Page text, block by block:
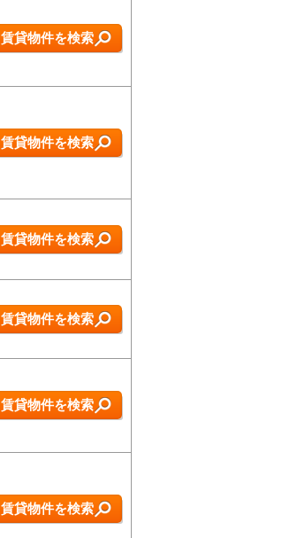
賃貸物件を検索
賃貸物件を検索
賃貸物件を検索
賃貸物件を検索
賃貸物件を検索
賃貸物件を検索